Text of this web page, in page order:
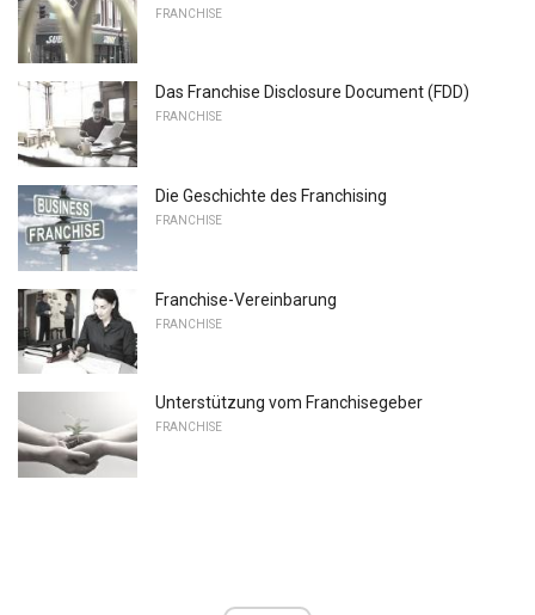
FRANCHISE
Das Franchise Disclosure Document (FDD)
FRANCHISE
Die Geschichte des Franchising
FRANCHISE
Franchise-Vereinbarung
FRANCHISE
Unterstützung vom Franchisegeber
FRANCHISE